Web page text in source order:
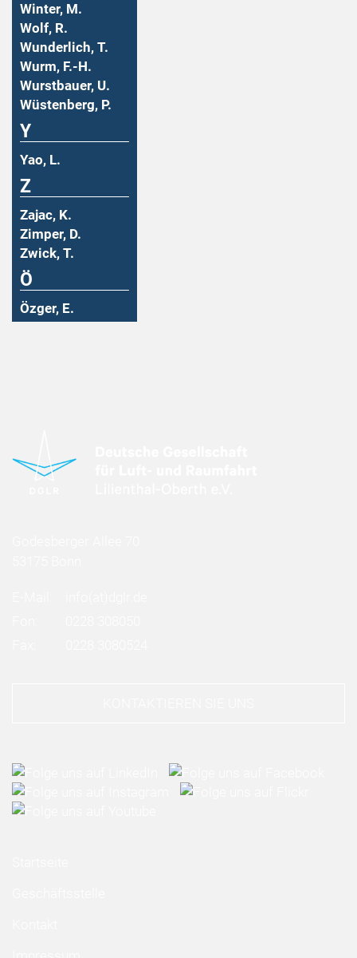
Winter, M.
Wolf, R.
Wunderlich, T.
Wurm, F.-H.
Wurstbauer, U.
Wüstenberg, P.
Y
Yao, L.
Z
Zajac, K.
Zimper, D.
Zwick, T.
Ö
Özger, E.